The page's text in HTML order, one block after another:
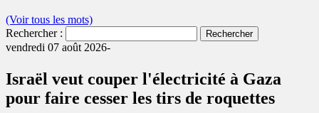
(Voir tous les mots)
Rechercher :
vendredi 07 août 2026-
Israël veut couper l'électricité à Gaza
pour faire cesser les tirs de roquettes